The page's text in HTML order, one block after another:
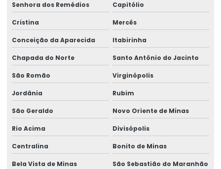
Senhora dos Remédios Capitólio
Cristina Mercês
Conceição da Aparecida Itabirinha
Chapada do Norte Santo Antônio do Jacinto
São Romão Virginópolis
Jordânia Rubim
São Geraldo Novo Oriente de Minas
Rio Acima Divisópolis
Centralina Bonito de Minas
Bela Vista de Minas São Sebastião do Maranhão